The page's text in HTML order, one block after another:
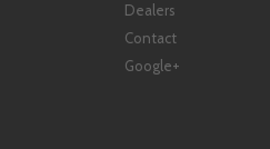
Dealers
Contact
Google+